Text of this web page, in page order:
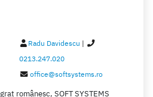
Radu Davidescu |
0213.247.020
office@softsystems.ro
românesc, SOFT SYSTEMS